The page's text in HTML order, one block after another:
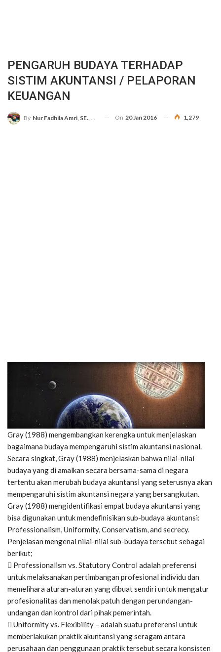
PENGARUH BUDAYA TERHADAP
SISTIM AKUNTANSI / PELAPORAN
KEUANGAN
By Nur Fadhila Amri, SE., Ak., M.Si On 20 Jan 2016 1,279
Gray (1988) mengembangkan kerengka untuk menjelaskan
bagaimana budaya mempengaruhi sistim akuntansi nasional.
Secara singkat, Gray (1988) menjelaskan bahwa nilai-nilai
budaya yang di amalkan secara bersama-sama di negara
tertentu akan merubah budaya akuntansi yang seterusnya akan
mempengaruhi sistim akuntansi negara yang bersangkutan.
Gray (1988) mengidentifikasi empat budaya akuntansi yang
bisa digunakan untuk mendefinisikan sub-budaya akuntansi:
Professionalism, Uniformity, Conservatism, and secrecy.
Penjelasan mengenai nilai-nilai sub-budaya tersebut sebagai
berikut;
 Professionalism vs. Statutory Control adalah preferensi
untuk melaksanakan pertimbangan profesional individu dan
memelihara aturan-aturan yang dibuat sendiri untuk mengatur
profesionalitas dan menolak patuh dengan perundangan-
undangan dan kontrol dari pihak pemerintah.
 Uniformity vs. Flexibility – adalah suatu preferensi untuk
memberlakukan praktik akuntansi yang seragam antara
perusahaan dan penggunaan praktik tersebut secara konsisten